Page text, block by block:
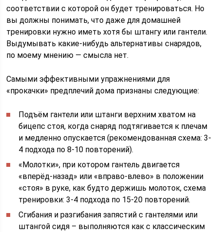
соответствии с которой он будет тренироваться. Но
вы должны понимать, что даже для домашней
тренировки нужно иметь хотя бы штангу или гантели.
Выдумывать какие-нибудь альтернативы снарядов,
по моему мнению — смысла нет.
Самыми эффективными упражнениями для
«прокачки» предплечий дома признаны следующие:
Подъём гантели или штанги верхним хватом на
бицепс стоя, когда снаряд подтягивается к плечам
и медленно опускается (рекомендованная схема: 3-
4 подхода по 8-10 повторений).
«Молотки», при котором гантель двигается
«вперёд-назад» или «вправо-влево» в положении
«стоя» в руке, как будто держишь молоток, схема
тренировки: 3-4 подхода по 15-20 повторений.
Сгибания и разгибания запястий с гантелями или
штангой сидя – выполняются как с классическим